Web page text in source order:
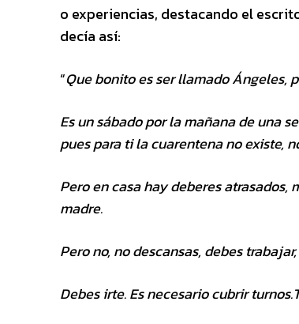
o experiencias, destacando el
decía así:
“Que bonito es ser llamado Ángeles,
Es un sábado por la mañana de una
pues para ti la cuarentena no existe,
Pero en casa hay deberes
madre.
Pero no, no descansas, debes
Debes irte. Es necesario cubrir